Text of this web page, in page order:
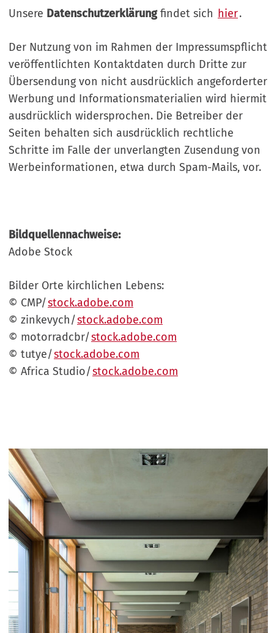
Unsere Datenschutzerklärungfindet sich hier.
Der Nutzung von im Rahmen der Impressumspflicht
veröffentlichten Kontaktdaten durch Dritte zur
Übersendung von nicht ausdrücklich angeforderter
Werbung und Informationsmaterialien wird hiermit
ausdrücklich widersprochen. Die Betreiber der
Seiten behalten sich ausdrücklich rechtliche
Schritte im Falle der unverlangten Zusendung von
Werbeinformationen, etwa durch Spam-Mails, vor.
Bildquellennachweise:
Adobe Stock
Bilder Orte kirchlichen Lebens:
© CMP/stock.adobe.com
© zinkevych/stock.adobe.com
© motorradcbr/stock.adobe.com
© tutye/stock.adobe.com
© Africa Studio/stock.adobe.com